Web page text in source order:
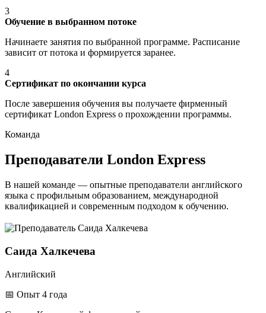
3
Обучение в выбранном потоке
Начинаете занятия по выбранной программе. Расписание
зависит от потока и формируется заранее.
4
Сертификат по окончании курса
После завершения обучения вы получаете фирменный
сертификат London Express о прохождении программы.
Команда
Преподаватели London Express
В нашей команде — опытные преподаватели английского
языка с профильным образованием, международной
квалификацией и современным подходом к обучению.
Саида Халкечева
Английский
📅 Опыт 4 года